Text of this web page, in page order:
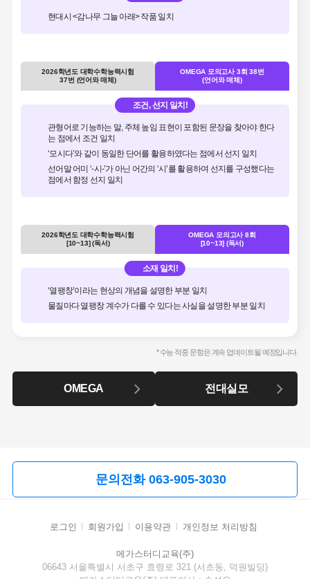
현대시 <감나무 그늘 아래> 작품 일치
2026학년도 대학수학능력시험
37번 (언어와 매체)
OMEGA 모의고사 3회 38번
(언어와 매체)
관형어로 기능하는 말, 주체 높임 표현이 포함된 문장을 찾아야 한다
는 점에서 조건 일치
‘모시다’와 같이 동일한 단어를 활용하였다는 점에서 선지 일치
선어말 어미 ‘-시-’가 아닌 어간의 ‘시’를 활용하여 선지를 구성했다는
점에서 함정 선지 일치
조건, 선지 일치!
2026학년도 대학수학능력시험
[10~13] (독서)
OMEGA 모의고사 8회
[10~13] (독서)
‘열팽창’이라는 현상의 개념을 설명한 부분 일치
물질마다 열팽창 계수가 다를 수 있다는 사실을 설명한 부분 일치
소재 일치!
* 수능 적중 문항은 계속 업데이트될 예정입니다.
OMEGA 전대실모
문의전화 063-905-3030
로그인 회원가입 이용약관 개인정보 처리방침
메가스터디교육(주)
06643 서울특별시 서초구 효령로 321 (서초동, 덕원빌딩)